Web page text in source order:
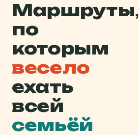
Маршруты,
по
которым
весело
ехать
всей
семьёй